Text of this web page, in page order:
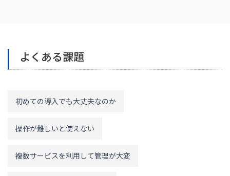
よくある課題
初めての導入でも大丈夫なのか
操作が難しいと使えない
複数サービスを利用して管理が大変